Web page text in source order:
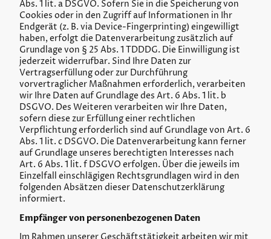
Abs. 1 lit. a DSGVO. Sofern Sie in die Speicherung von
Cookies oder in den Zugriff auf Informationen in Ihr
Endgerät (z. B. via Device-Fingerprinting) eingewilligt
haben, erfolgt die Datenverarbeitung zusätzlich auf
Grundlage von § 25 Abs. 1 TDDDG. Die Einwilligung ist
jederzeit widerrufbar. Sind Ihre Daten zur
Vertragserfüllung oder zur Durchführung
vorvertraglicher Maßnahmen erforderlich, verarbeiten
wir Ihre Daten auf Grundlage des Art. 6 Abs. 1 lit. b
DSGVO. Des Weiteren verarbeiten wir Ihre Daten,
sofern diese zur Erfüllung einer rechtlichen
Verpflichtung erforderlich sind auf Grundlage von Art. 6
Abs. 1 lit. c DSGVO. Die Datenverarbeitung kann ferner
auf Grundlage unseres berechtigten Interesses nach
Art. 6 Abs. 1 lit. f DSGVO erfolgen. Über die jeweils im
Einzelfall einschlägigen Rechtsgrundlagen wird in den
folgenden Absätzen dieser Datenschutzerklärung
informiert.
Empfänger von personenbezogenen Daten